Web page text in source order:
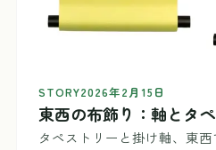
STORY2026年2月15日
東西の布飾り：軸とタ
タペストリーと掛け軸、東